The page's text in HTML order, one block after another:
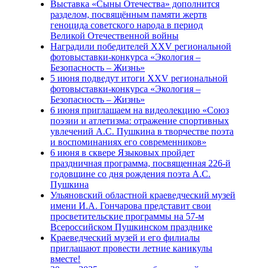
Выставка «Сыны Отечества» дополнится
разделом, посвящённым памяти жертв
геноцида советского народа в период
Великой Отечественной войны
Наградили победителей XXV региональной
фотовыставки-конкурса «Экология –
Безопасность – Жизнь»
5 июня подведут итоги XXV региональной
фотовыставки-конкурса «Экология –
Безопасность – Жизнь»
6 июня приглашаем на видеолекцию «Союз
поэзии и атлетизма: отражение спортивных
увлечений А.С. Пушкина в творчестве поэта
и воспоминаниях его современников»
6 июня в сквере Языковых пройдет
праздничная программа, посвященная 226-й
годовщине со дня рождения поэта А.С.
Пушкина
Ульяновский областной краеведческий музей
имени И.А. Гончарова представит свои
просветительские программы на 57-м
Всероссийском Пушкинском празднике
Краеведческий музей и его филиалы
приглашают провести летние каникулы
вместе!